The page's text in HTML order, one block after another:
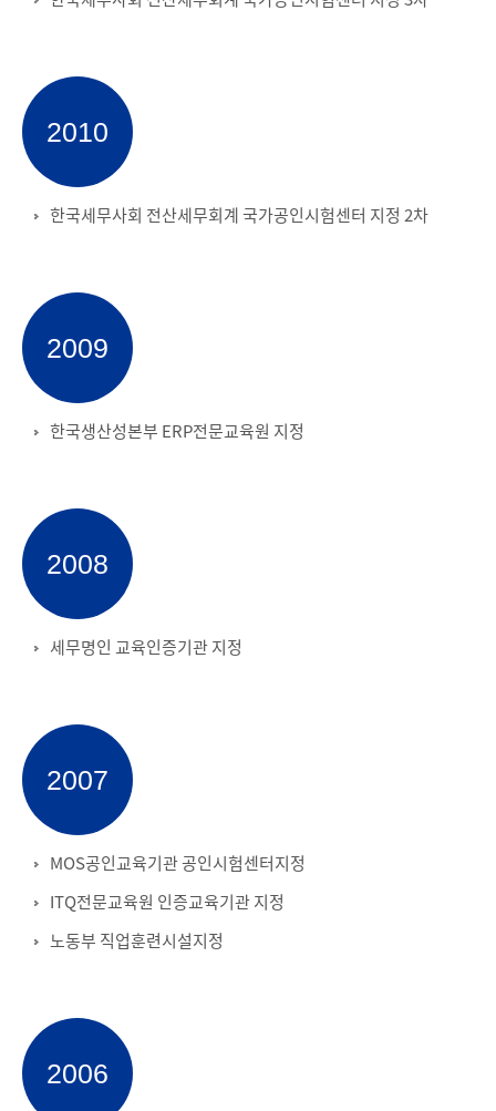
2010
한국세무사회 전산세무회계 국가공인시험센터 지정 2차
2009
한국생산성본부 ERP전문교육원 지정
2008
세무명인 교육인증기관 지정
2007
MOS공인교육기관 공인시험센터지정
ITQ전문교육원 인증교육기관 지정
노동부 직업훈련시설지정
2006